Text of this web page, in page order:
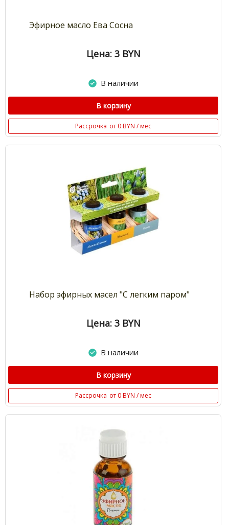
Эфирное масло Ева Сосна
Цена: 3 BYN
В наличии
В корзину
Рассрочка от 0 BYN / мес
Набор эфирных масел "С легким паром"
Цена: 3 BYN
В наличии
В корзину
Рассрочка от 0 BYN / мес